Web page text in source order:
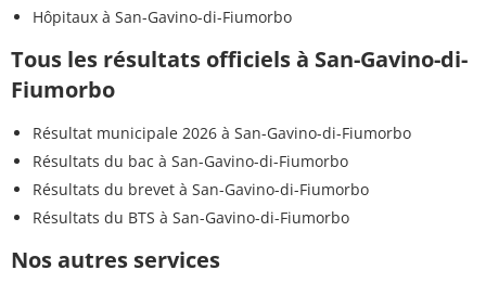
Hôpitaux à San-Gavino-di-Fiumorbo
Tous les résultats officiels à San-Gavino-di-
Fiumorbo
Résultat municipale 2026 à San-Gavino-di-Fiumorbo
Résultats du bac à San-Gavino-di-Fiumorbo
Résultats du brevet à San-Gavino-di-Fiumorbo
Résultats du BTS à San-Gavino-di-Fiumorbo
Nos autres services